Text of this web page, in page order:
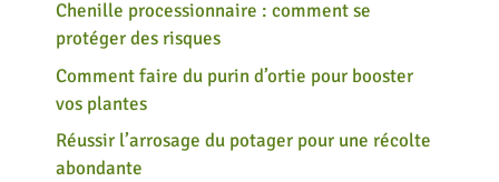
Chenille processionnaire : comment se
protéger des risques
Comment faire du purin d’ortie pour booster
vos plantes
Réussir l’arrosage du potager pour une récolte
abondante